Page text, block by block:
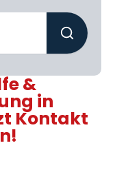
&
in
Kontakt